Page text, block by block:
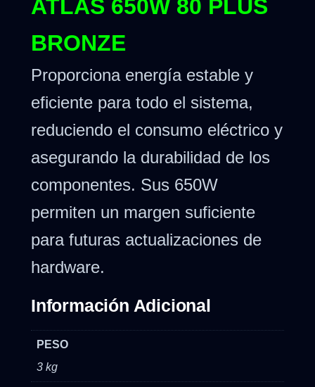
ATLAS 650W 80 PLUS
BRONZE
Proporciona energía estable y
eficiente para todo el sistema,
reduciendo el consumo eléctrico y
asegurando la durabilidad de los
componentes. Sus 650W
permiten un margen suficiente
para futuras actualizaciones de
hardware.
Información Adicional
PESO
3 kg